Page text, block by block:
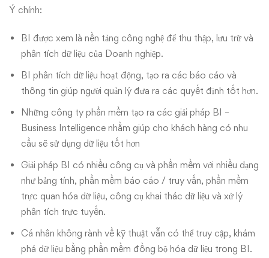
Ý chính:
BI được xem là nền tảng công nghệ để thu thập, lưu trữ và
phân tích dữ liệu của Doanh nghiệp.
BI phân tích dữ liệu hoạt động, tạo ra các báo cáo và
thông tin giúp người quản lý đưa ra các quyết định tốt hơn.
Những công ty phần mềm tạo ra các giải pháp BI –
Business Intelligence nhằm giúp cho khách hàng có nhu
cầu sẽ sử dụng dữ liệu tốt hơn
Giải pháp BI có nhiều công cụ và phần mềm với nhiều dạng
như bảng tính, phần mềm báo cáo / truy vấn, phần mềm
trực quan hóa dữ liệu, công cụ khai thác dữ liệu và xử lý
phân tích trực tuyến.
Cá nhân không rành về kỹ thuật vẫn có thể truy cập, khám
phá dữ liệu bằng phần mềm đồng bộ hóa dữ liệu trong BI.